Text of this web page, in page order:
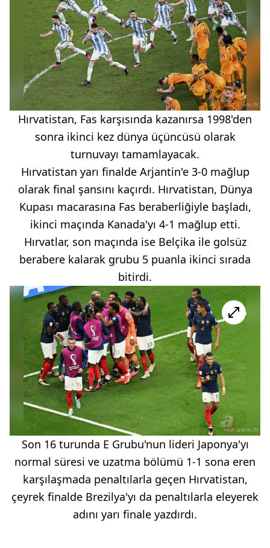
Hırvatistan, Fas karşısında kazanırsa 1998'den
sonra ikinci kez dünya üçüncüsü olarak
turnuvayı tamamlayacak.
Hırvatistan yarı finalde Arjantin'e 3-0 mağlup
olarak final şansını kaçırdı. Hırvatistan, Dünya
Kupası macarasına Fas beraberliğiyle başladı,
ikinci maçında Kanada'yı 4-1 mağlup etti.
Hırvatlar, son maçında ise Belçika ile golsüz
berabere kalarak grubu 5 puanla ikinci sırada
bitirdi.
Son 16 turunda E Grubu'nun lideri Japonya'yı
normal süresi ve uzatma bölümü 1-1 sona eren
karşılaşmada penaltılarla geçen Hırvatistan,
çeyrek finalde Brezilya'yı da penaltılarla eleyerek
adını yarı finale yazdırdı.